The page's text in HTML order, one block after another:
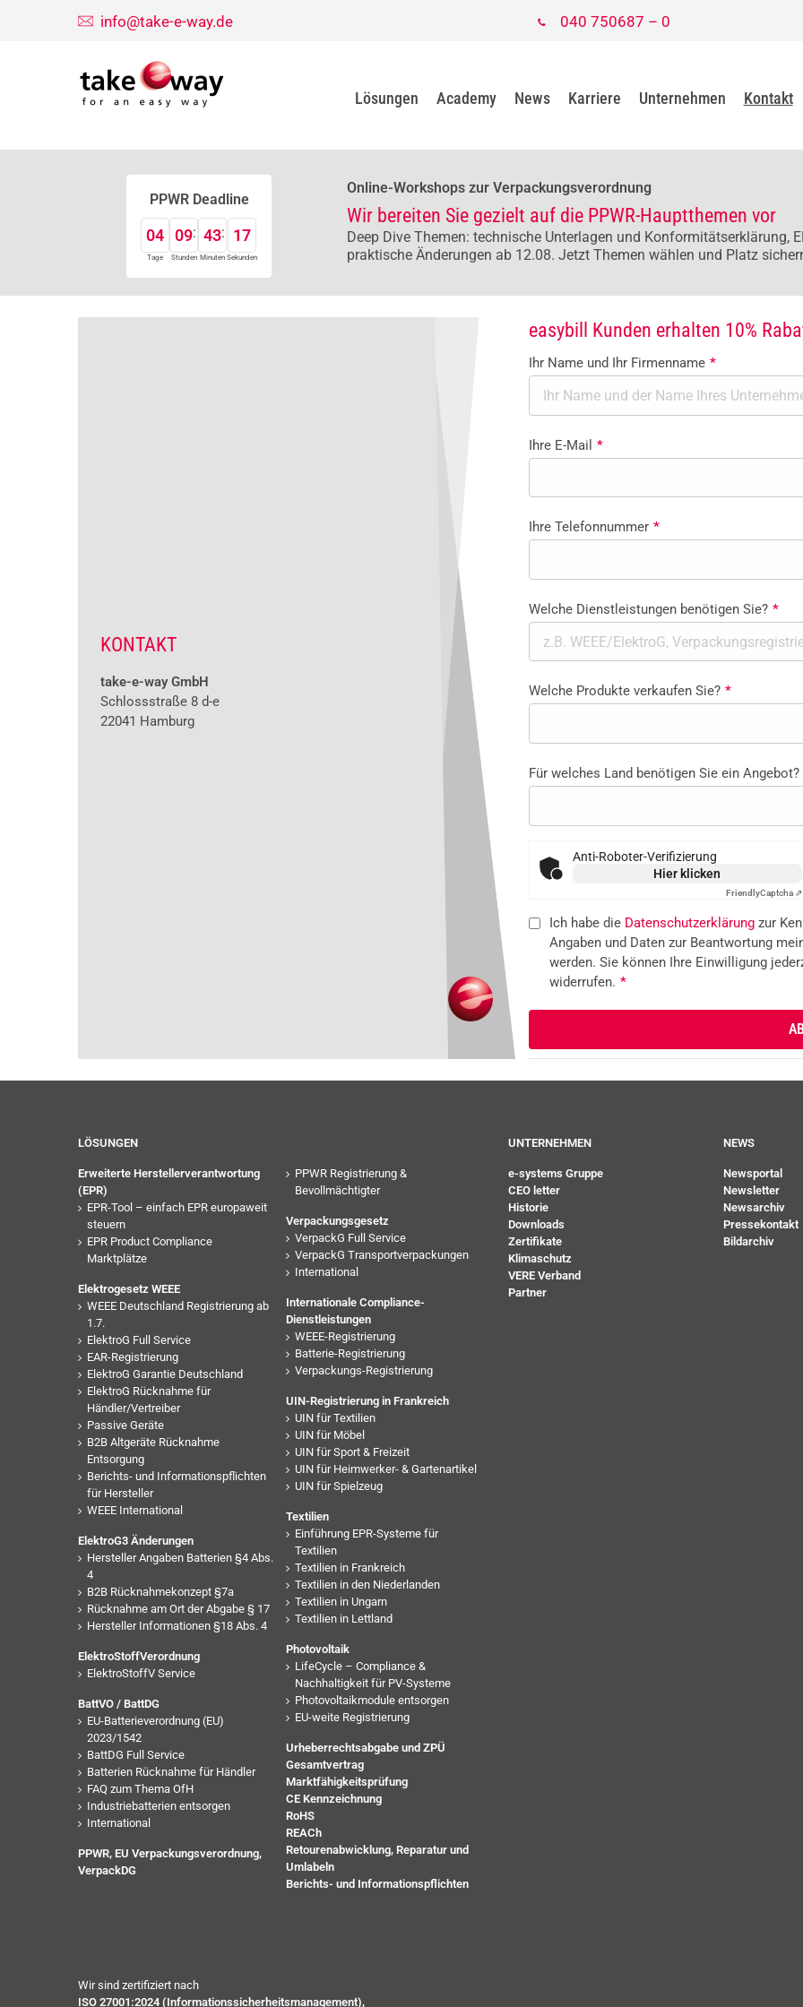
info@take-e-way.de 040 750687 – 0
Lösungen Academy News Karriere Unternehmen Kontakt
PPWR Deadline
04
Tage
09
Stunden
43
Minuten
16
Sekunden
Online-Workshops zur Verpackungsverordnung
Wir bereiten Sie gezielt auf die PPWR-Hauptthemen vor
Deep Dive Themen: technische Unterlagen und Konformitätserklärung,
praktische Änderungen ab 12.08. Jetzt Themen wählen und Platz
KONTAKT
take-e-way GmbH
Schlossstraße 8 d-e
22041 Hamburg
easybill Kunden erhalten 10%
Ihr Name und Ihr Firmenname *
Ihre E-Mail *
Ihre Telefonnummer *
Welche Dienstleistungen benötigen Sie? *
Welche Produkte verkaufen Sie? *
Für welches Land benötigen Sie ein Angebot?
Anti-Roboter-Verifizierung
Hier klicken
FriendlyCaptcha ⇗
Ich habe die Datenschutzerklärungzur
Angaben und Daten zur Beantwortung
werden. Sie können Ihre Einwilligung
widerrufen. *
LÖSUNGEN
Erweiterte Herstellerverantwortung
(EPR)
EPR-Tool – einfach EPR europaweit
steuern
EPR Product Compliance
Marktplätze
Elektrogesetz WEEE
WEEE Deutschland Registrierung ab
1.7.
ElektroG Full Service
EAR-Registrierung
ElektroG Garantie Deutschland
ElektroG Rücknahme für
Händler/Vertreiber
Passive Geräte
B2B Altgeräte Rücknahme
Entsorgung
Berichts- und Informationspflichten
für Hersteller
WEEE International
ElektroG3 Änderungen
Hersteller Angaben Batterien §4 Abs.
4
B2B Rücknahmekonzept §7a
Rücknahme am Ort der Abgabe § 17
Hersteller Informationen §18 Abs. 4
ElektroStoffVerordnung
ElektroStoffV Service
BattVO / BattDG
EU-Batterieverordnung (EU)
2023/1542
BattDG Full Service
Batterien Rücknahme für Händler
FAQ zum Thema OfH
Industriebatterien entsorgen
International
PPWR, EU Verpackungsverordnung,
VerpackDG
PPWR Registrierung &
Bevollmächtigter
Verpackungsgesetz
VerpackG Full Service
VerpackG Transportverpackungen
International
Internationale Compliance-
Dienstleistungen
WEEE-Registrierung
Batterie-Registrierung
Verpackungs-Registrierung
UIN-Registrierung in Frankreich
UIN für Textilien
UIN für Möbel
UIN für Sport & Freizeit
UIN für Heimwerker- & Gartenartikel
UIN für Spielzeug
Textilien
Einführung EPR-Systeme für
Textilien
Textilien in Frankreich
Textilien in den Niederlanden
Textilien in Ungarn
Textilien in Lettland
Photovoltaik
LifeCycle – Compliance &
Nachhaltigkeit für PV-Systeme
Photovoltaikmodule entsorgen
EU-weite Registrierung
Urheberrechtsabgabe und ZPÜ
Gesamtvertrag
Marktfähigkeitsprüfung
CE Kennzeichnung
RoHS
REACh
Retourenabwicklung, Reparatur und
Umlabeln
Berichts- und Informationspflichten
UNTERNEHMEN
e-systems Gruppe
CEO letter
Historie
Downloads
Zertifikate
Klimaschutz
VERE Verband
Partner
NEWS
Newsportal
Newsletter
Newsarchiv
Pressekontakt
Bildarchiv
Wir sind zertifiziert nach
ISO 27001:2024 (Informationssicherheitsmanagement),